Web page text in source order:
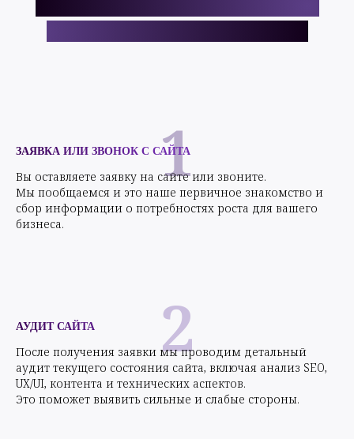
РАСТИ БЫСТРЕЕ И ЭФФЕКТИВНЕЕ!
ЗАЯВКА ИЛИ ЗВОНОК С САЙТА
Вы оставляете заявку на сайте или звоните.
Мы пообщаемся и это наше первичное знакомство и
сбор информации о потребностях роста для вашего
бизнеса.
1
После получения заявки мы проводим детальный
аудит текущего состояния сайта, включая анализ SEO,
UX/UI, контента и технических аспектов.
Это поможет выявить сильные и слабые стороны.
2